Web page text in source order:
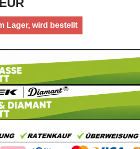
Lager, wird bestellt